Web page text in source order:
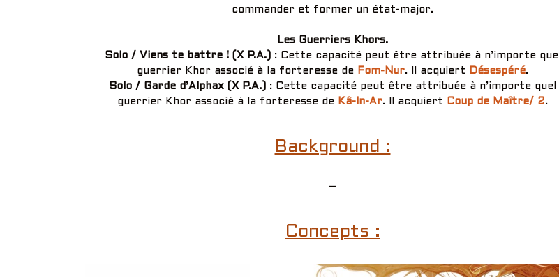
commander et former un état-major.
Les Guerriers Khors.
Solo / Viens te battre ! (X P.A.) : Cette capacité peut être attribuée à n’importe quel
guerrier Khor associé à la forteresse de Fom-Nur. Il acquiert Désespéré.
Solo / Garde d’Alphax (X P.A.) : Cette capacité peut être attribuée à n’importe quel
guerrier Khor associé à la forteresse de Kâ-In-Ar. Il acquiert Coup de Maître/ 2.
Background :
–
Concepts :